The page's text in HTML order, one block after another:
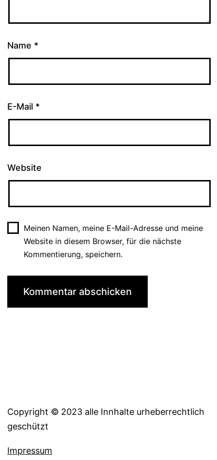
Name *
E-Mail *
Website
Meinen Namen, meine E-Mail-Adresse und meine
Website in diesem Browser, für die nächste
Kommentierung, speichern.
Copyright © 2023 alle Innhalte urheberrechtlich
geschützt
Impressum